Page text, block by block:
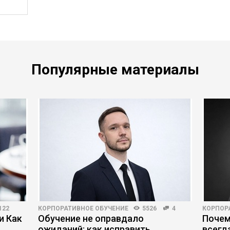
Популярные материалы
Как
КОРПОРАТИВНОЕ ОБУЧЕНИЕ 5526 4
Обучение не оправдало